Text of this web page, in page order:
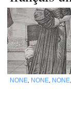
NONE NONE NONE